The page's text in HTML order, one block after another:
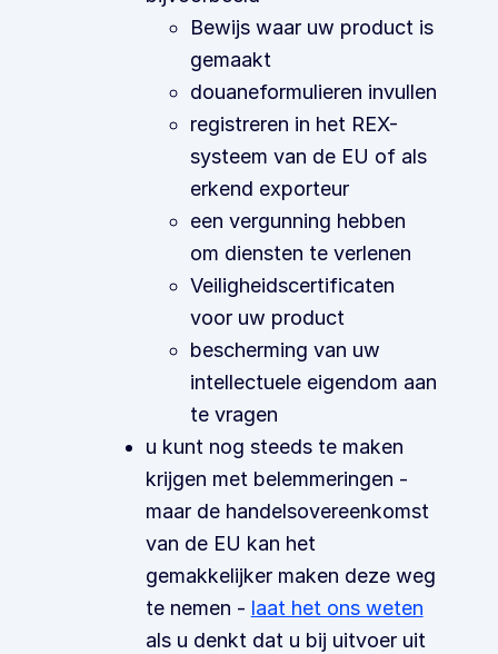
Bewijs waar uw product is
gemaakt
douaneformulieren invullen
registreren in het REX-
systeem van de EU of als
erkend exporteur
een vergunning hebben
om diensten te verlenen
Veiligheidscertificaten
voor uw product
bescherming van uw
intellectuele eigendom aan
te vragen
u kunt nog steeds te maken
krijgen met belemmeringen -
maar de handelsovereenkomst
van de EU kan het
gemakkelijker maken deze weg
te nemen - laat het ons weten
als u denkt dat u bij uitvoer uit